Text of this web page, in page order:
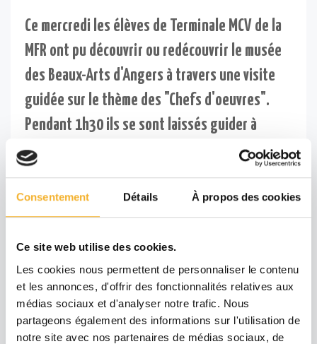
Consentement Détails À propos des cookies
Ce site web utilise des cookies.
Les cookies nous permettent de personnaliser le contenu
et les annonces, d'offrir des fonctionnalités relatives aux
médias sociaux et d'analyser notre trafic. Nous
partageons également des informations sur l'utilisation de
notre site avec nos partenaires de médias sociaux, de
Ce mercredi les élèves de Terminale MCV de la
MFR ont pu découvrir ou redécouvrir le musée
des Beaux-Arts d'Angers à travers une visite
guidée sur le thème des "Chefs d'oeuvres".
Pendant 1h30 ils se sont laissés guider à
travers les différentes pièces du musée et se
sont montrés très intéressés par les
explications et anecdotes racontées par la
Une très belle sortie culturelle qui a plu à tous
les élèves et aux accompagnatrices
Click me!